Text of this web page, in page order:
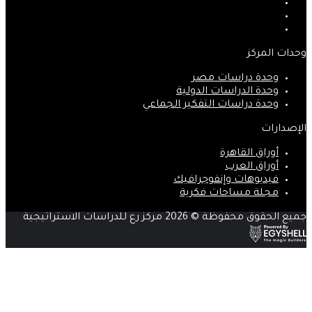
وحدات المركز
وحدة دراسات مصر
وحدة الدراسات الدولية
وحدة دراسات التفكير الجماعي
الإصدارات
أوراق القاهرة
أوراق العرب
فيديوهات وإنفوجرافيك
مجلة مساحات فكرية
جميع الحقوق محفوظة © 2026 مركز رع للدراسات الاستراتيجية